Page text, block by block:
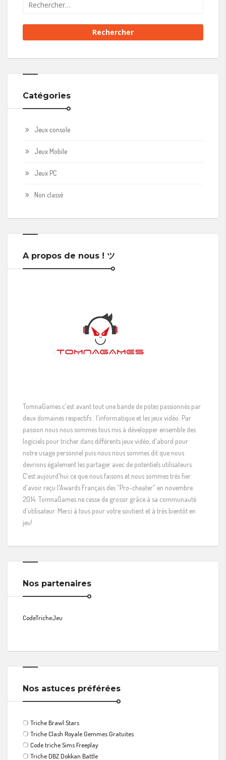
Catégories
Jeux console
Jeux Mobile
Jeux PC
Non classé
A propos de nous ! ツ
TomnaGames c'est avant tout une bande de potes passionnés par
deux domaines respectifs : l'informatique et les jeux vidéo. Par
passion nous nous sommes tous mis à développer ensemble des
logiciels pour tricher dans différents jeux vidéo, d'abord pour
notre usage personnel puis nous nous sommes dit que nous
devrions également les partager avec de potentiels utilisateurs.
C'est aujourd'hui ce que nous faisons et nous sommes très fier
d'avoir reçu l'Awards Français des "Pro-cheater" en novembre
2014. TomnaGames ne cesse de grossir grâce à sa communauté
d'utilisateur. Merci à tous pour votre soutient et à très bientôt en
jeu!
Nos partenaires
CodeTricheJeu
Nos astuces préférées
❍ Triche Brawl Stars
❍ Triche Clash Royale Gemmes Gratuites
❍ Code triche Sims Freeplay
❍ Triche DBZ Dokkan Battle